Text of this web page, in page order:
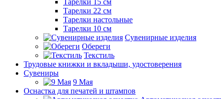
Тарелки 15 см
Тарелки 22 см
Тарелки настольные
Тарелки 10 см
Сувенирные изделия
Обереги
Текстиль
Трудовые книжки и вкладыши, удостоверения
Сувениры
9 Мая
Оснастка для печатей и штампов